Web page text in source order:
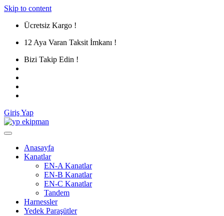
Skip to content
Ücretsiz Kargo !
12 Aya Varan Taksit İmkanı !
Bizi Takip Edin !
Giriş Yap
Anasayfa
Kanatlar
EN-A Kanatlar
EN-B Kanatlar
EN-C Kanatlar
Tandem
Harnessler
Yedek Paraşütler